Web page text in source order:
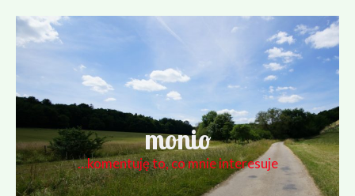
monio
…komentuję to, co mnie interesuje